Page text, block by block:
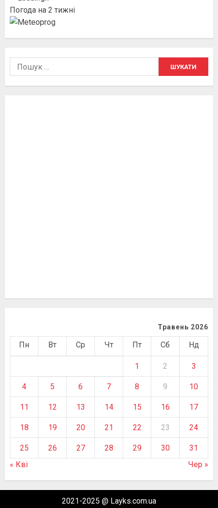
Погода на 2 тижні
Пошук:
Травень 2026
Пн Вт Ср Чт Пт Сб Нд
1 2 3
4 5 6 7 8 9 10
11 12 13 14 15 16 17
18 19 20 21 22 23 24
25 26 27 28 29 30
31
« Кві
Чер »
2021-2025 @ Layks.com.ua